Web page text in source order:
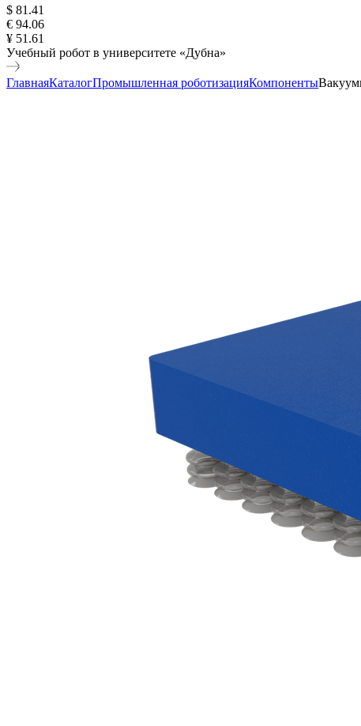
$ 81.41
€ 94.06
¥ 51.61
Учебный робот в университете «Дубна»
ГлавнаяКаталогПромышленная роботизацияКомпоненты